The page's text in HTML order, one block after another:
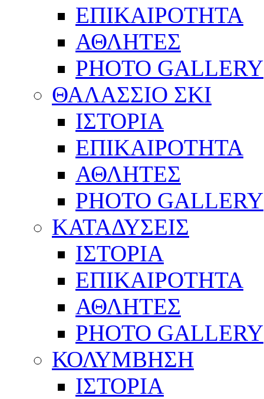
ΕΠΙΚΑΙΡΟΤΗΤΑ
ΑΘΛΗΤΕΣ
PHOTO GALLERY
ΘΑΛΑΣΣΙΟ ΣΚΙ
ΙΣΤΟΡΙΑ
ΕΠΙΚΑΙΡΟΤΗΤΑ
ΑΘΛΗΤΕΣ
PHOTO GALLERY
ΚΑΤΑΔΥΣΕΙΣ
ΙΣΤΟΡΙΑ
ΕΠΙΚΑΙΡΟΤΗΤΑ
ΑΘΛΗΤΕΣ
PHOTO GALLERY
ΚΟΛΥΜΒΗΣΗ
ΙΣΤΟΡΙΑ